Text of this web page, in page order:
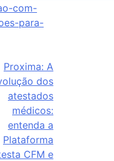
com-
para-
Proxima: A
dos
atestados
médicos:
entenda a
Plataforma
CFM e